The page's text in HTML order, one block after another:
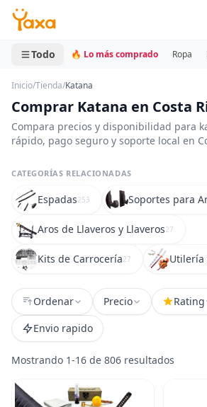
MINI CARRITO
0 productos
Todo 🔥 Lo más comprado Ropa
Inicio/Tienda/Katana
Comprar Katana en Costa
Compara precios y disponibilidad para
rápido, pago seguro y soporte local en
CATEGORÍAS RELACIONADAS
Espadas253 Soportes para
Aros de Llaveros y Llaveros27
Kits de Carrocería27 Utilería
Ordenar Precio
Rating
Envio rapido
Mostrando 1-16 de 806 resultados